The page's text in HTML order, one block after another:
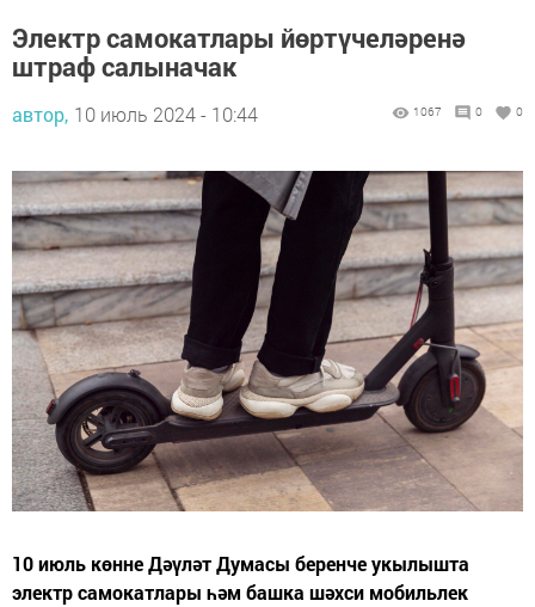
Электр самокатлары йөртүчеләренә
штраф салыначак
автор, 10 июль 2024 - 10:44 1067 0 0
10 июль көнне Дәүләт Думасы беренче укылышта
электр самокатлары һәм башка шәхси мобильлек